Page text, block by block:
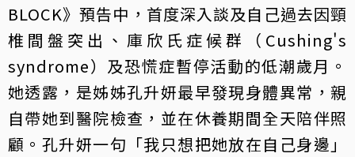
BLOCK》預告中，首度深入談及自己過去因頸
椎間盤突出、庫欣氏症候群（Cushing's
syndrome）及恐慌症暫停活動的低潮歲月。
她透露，是姊姊孔升妍最早發現身體異常，親
自帶她到醫院檢查，並在休養期間全天陪伴照
顧。孔升妍一句「我只想把她放在自己身邊」